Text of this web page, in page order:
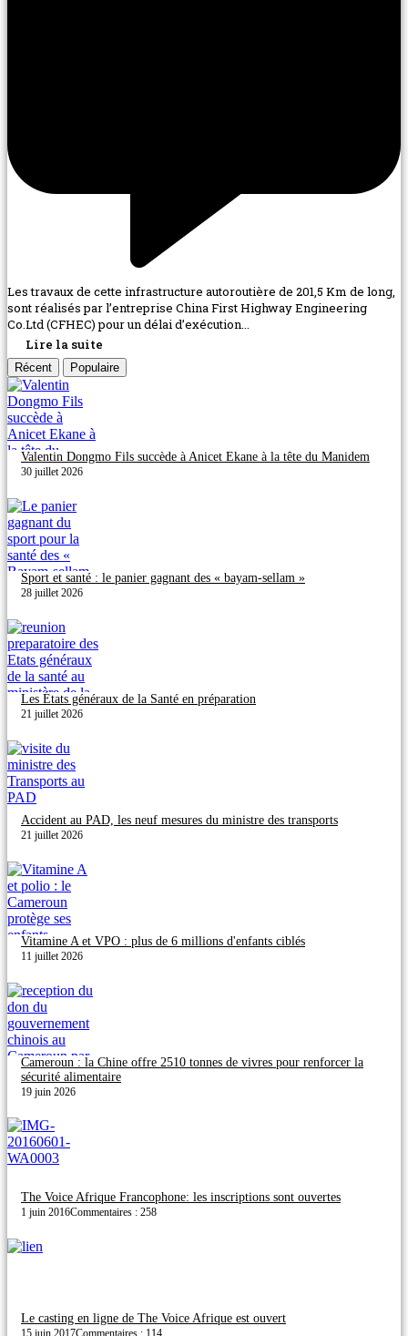
Les travaux de cette infrastructure autoroutière de 201,5 Km de long,
sont réalisés par l’entreprise China First Highway Engineering
Co.Ltd (CFHEC) pour un délai d’exécution...
Lire la suite
Récent Populaire
Valentin Dongmo Fils succède à Anicet Ekane à la tête du Manidem
30 juillet 2026
Sport et santé : le panier gagnant des « bayam-sellam »
28 juillet 2026
Les États généraux de la Santé en préparation
21 juillet 2026
Accident au PAD, les neuf mesures du ministre des transports
21 juillet 2026
Vitamine A et VPO : plus de 6 millions d'enfants ciblés
11 juillet 2026
Cameroun : la Chine offre 2510 tonnes de vivres pour renforcer la
sécurité alimentaire
19 juin 2026
The Voice Afrique Francophone: les inscriptions sont ouvertes
1 juin 2016Commentaires : 258
Le casting en ligne de The Voice Afrique est ouvert
15 juin 2017Commentaires : 114